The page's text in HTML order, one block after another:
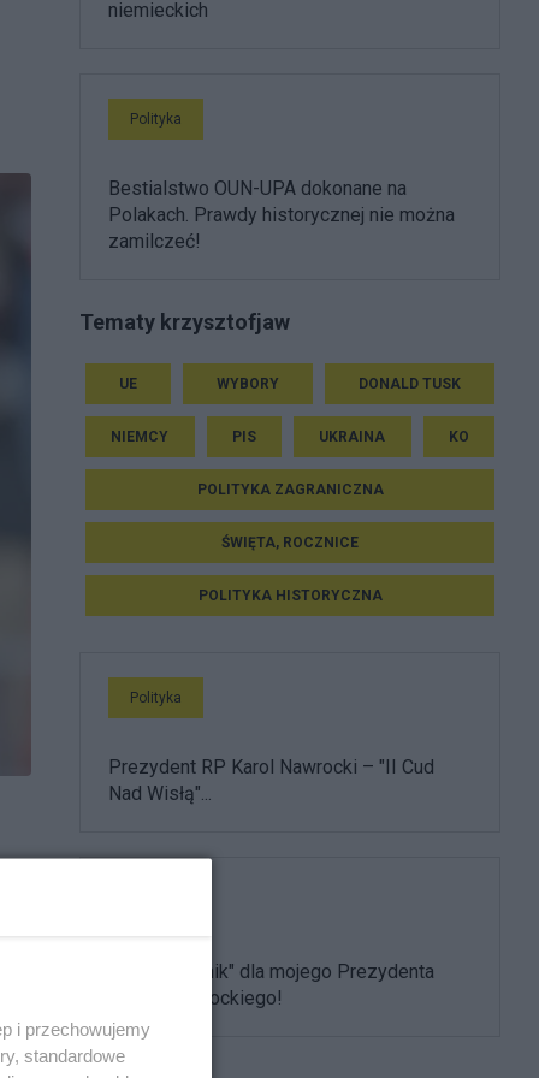
niemieckich
Polityka
Bestialstwo OUN-UPA dokonane na
Polakach. Prawdy historycznej nie można
zamilczeć!
Tematy krzysztofjaw
UE WYBORY DONALD TUSK
NIEMCY PIS UKRAINA KO
POLITYKA ZAGRANICZNA
ŚWIĘTA, ROCZNICE
POLITYKA HISTORYCZNA
Polityka
Prezydent RP Karol Nawrocki – "II Cud
Nad Wisłą"...
"Żółty kartonik" dla mojego Prezydenta
Karola Nawrockiego!
i przechowujemy
standardowe